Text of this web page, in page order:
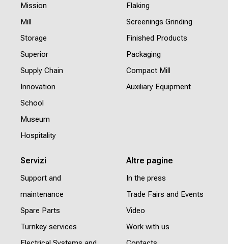
Mission
Mill
Storage
Superior
Supply Chain
Innovation
School
Museum
Hospitality
Flaking
Screenings Grinding
Finished Products
Packaging
Compact Mill
Auxiliary Equipment
Servizi
Support and
maintenance
Spare Parts
Turnkey services
Altre pagine
In the press
Trade Fairs and Events
Video
Work with us